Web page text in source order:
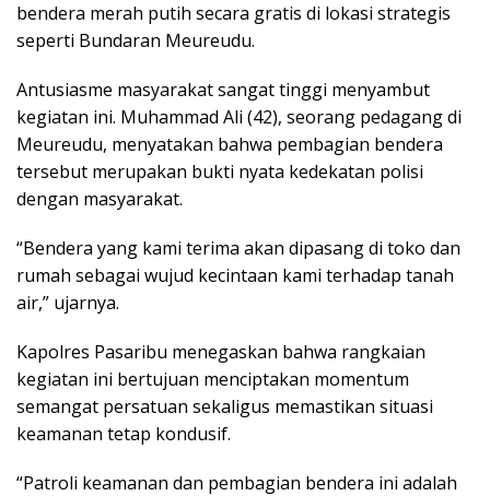
bendera merah putih secara gratis di lokasi strategis
seperti Bundaran Meureudu.
Antusiasme masyarakat sangat tinggi menyambut
kegiatan ini. Muhammad Ali (42), seorang pedagang di
Meureudu, menyatakan bahwa pembagian bendera
tersebut merupakan bukti nyata kedekatan polisi
dengan masyarakat.
“Bendera yang kami terima akan dipasang di toko dan
rumah sebagai wujud kecintaan kami terhadap tanah
air,” ujarnya.
Kapolres Pasaribu menegaskan bahwa rangkaian
kegiatan ini bertujuan menciptakan momentum
semangat persatuan sekaligus memastikan situasi
keamanan tetap kondusif.
“Patroli keamanan dan pembagian bendera ini adalah